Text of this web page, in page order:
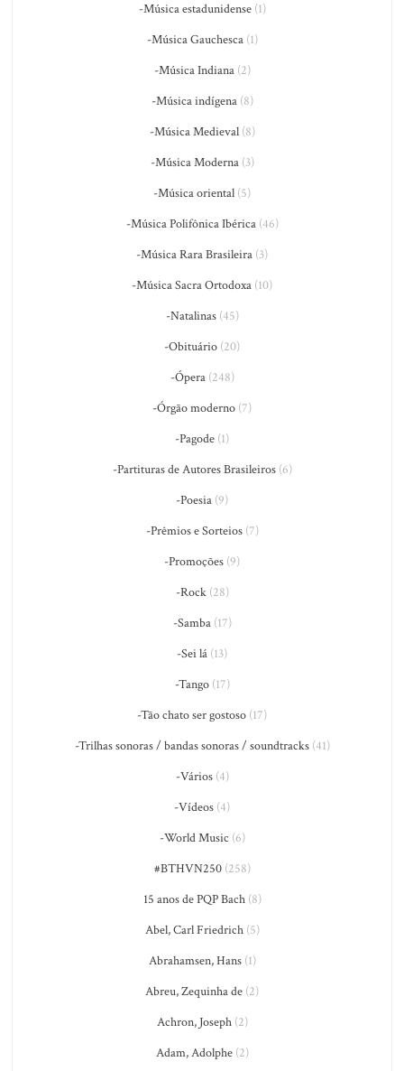
-Música estadunidense(1)
-Música Gauchesca(1)
-Música Indiana(2)
-Música indígena(8)
-Música Medieval(8)
-Música Moderna(3)
-Música oriental (5)
-Música Polifônica Ibérica(46)
-Música Rara Brasileira (3)
-Música Sacra Ortodoxa (10)
-Natalinas(45)
-Obituário (20)
-Ópera(248)
-Órgão moderno (7)
-Pagode (1)
-Partituras de Autores Brasileiros(6)
-Poesia (9)
-Prêmios e Sorteios(7)
-Promoções (9)
-Rock(28)
-Samba(17)
-Sei lá (13)
-Tango(17)
-Tão chato ser gostoso (17)
-Trilhas sonoras / bandas sonoras / soundtracks(41)
-Vários(4)
-Vídeos (4)
-World Music (6)
#BTHVN250(258)
15 anos de PQP Bach(8)
Abel, Carl Friedrich(5)
Abrahamsen, Hans(1)
Abreu, Zequinha de (2)
Achron, Joseph(2)
Adam, Adolphe(2)